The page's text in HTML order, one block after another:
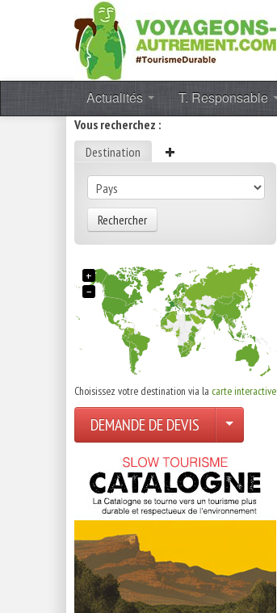
Actualités T. Responsable
Vous recherchez :
Destination
Rechercher
+
−
Choisissez votre destination via la carte interactive
DEMANDE DE DEVIS